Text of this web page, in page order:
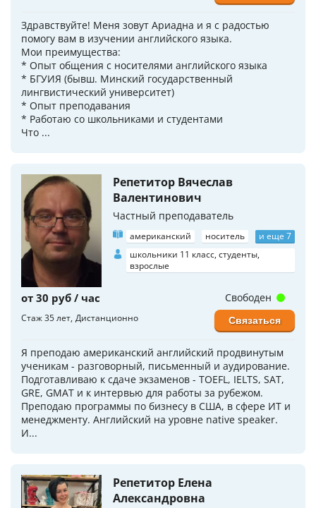
Здравствуйте! Меня зовут Ариадна и я с радостью
помогу вам в изучении английского языка.
Мои преимущества:
* Опыт общения с носителями английского языка
* БГУИЯ (бывш. Минский государственный
лингвистический университет)
* Опыт преподавания
* Работаю со школьниками и студентами
Что ...
Репетитор Вячеслав
Валентинович
Частный преподаватель
американский носитель
и еще 7
школьники 11 класс, студенты,
взрослые
от 30 руб / час
Стаж 35 лет Дистанционно
Я преподаю американский английский продвинутым
ученикам - разговорный, письменный и аудирование.
Подготавливаю к сдаче экзаменов - TOEFL, IELTS, SAT,
GRE, GMAT и к интервью для работы за рубежом.
Преподаю программы по бизнесу в США, в сфере ИТ и
менеджменту. Английский на уровне native speaker.
И...
Свободен
Связаться
Репетитор Елена
Александровна